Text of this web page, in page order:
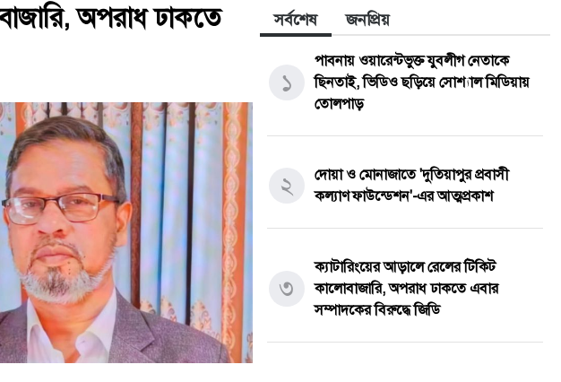
অপরাধ ঢাকতে
সর্বশেষ জনপ্রিয়
১
পাবনায় ওয়ারেন্টভুক্ত যুবলীগ নেতাকে
ছিনতাই, ভিডিও ছড়িয়ে সোশ্যাল মিডিয়ায়
তোলপাড়
২
দোয়া ও মোনাজাতে 'দুতিয়াপুর প্রবাসী
কল্যাণ ফাউন্ডেশন'-এর আত্মপ্রকাশ
৩
ক্যাটারিংয়ের আড়ালে রেলের টিকিট
কালোবাজারি, অপরাধ ঢাকতে এবার
সম্পাদকের বিরুদ্ধে জিডি